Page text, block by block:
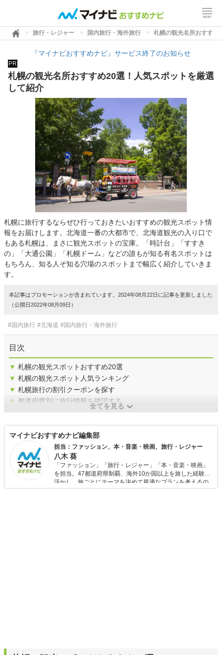
旅行・レジャー 国内旅行・海外旅行 札幌の観光名所おすすめ
『マイナビおすすめナビ』サービス終了のお知らせ
PR
札幌の観光名所おすすめ20選！人気スポットを厳選
して紹介
札幌に旅行するならぜひ行っておきたいおすすめの観光スポット情
報をお届けします。北海道一番の大都市で、北海道観光の入り口で
もある札幌は、まさに観光スポットの宝庫。「時計台」「すすき
の」「大通公園」「札幌ドーム」などの誰もが知る有名スポットは
もちろん、知る人ぞ知る穴場のスポットまで幅広く紹介していきま
す。
本記事はプロモーションが含まれています。2024年08月22日に記事を更新しました
（公開日2022年08月09日）
#国内旅行 #北海道 #国内旅行・海外旅行
目次
▼ 札幌の観光スポットおすすめ20選
▼ 札幌の観光スポット人気ランキング
▼ 札幌旅行の割引クーポンを探す
▼ 都道府県別に旅行情報を確認する
全てを見る
マイナビおすすめナビ編集部
担当：ファッション、本・音楽・映画、旅行・レジャー
八木 葵
「ファッション」「旅行・レジャー」「本・音楽・映画」
を担当。47都道府県制覇、海外10か国以上を旅した経験を
活かし、旅ごとにテーマを決めて最適なプランを考えるの
が得意。また、アパレルショップでの販売経験もあり。誰